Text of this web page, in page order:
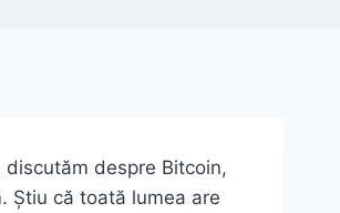
despre Bitcoin,
. Știu că toată lumea are